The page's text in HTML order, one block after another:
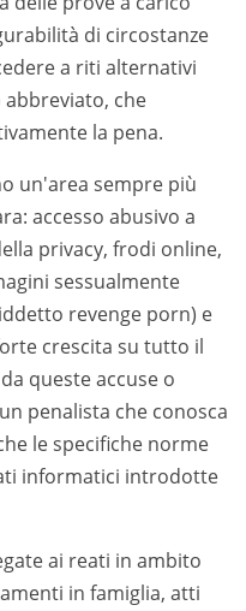
di circostanze
a riti alternativi
che
la pena.
un'area sempre più
: accesso abusivo a
privacy, frodi online,
sessualmente
revenge porn) e
crescita su tutto il
queste accuse o
penalista che conosca
le specifiche norme
informatici introdotte
ai reati in ambito
in famiglia, atti